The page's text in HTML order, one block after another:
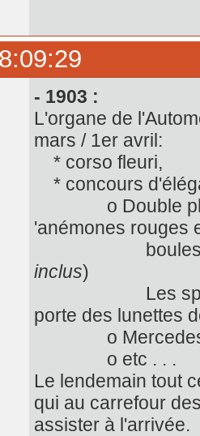
- 1903 :
L'organe de
mars / 1er avril:
* corso fleuri,
* concours
o Double
'anémones rouges
boules de
inclus)
Les
porte des lunettes
o
o etc . . .
Le lendemain tout
qui au carrefour
assister à l'arrivée.